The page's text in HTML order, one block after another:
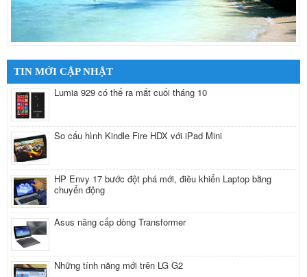
TIN MỚI CẬP NHẬT
Lumia 929 có thể ra mắt cuối tháng 10
So cấu hình Kindle Fire HDX với iPad Mini
HP Envy 17 bước đột phá mới, điều khiển Laptop bằng
chuyển động
Asus nâng cấp dòng Transformer
Những tính năng mới trên LG G2